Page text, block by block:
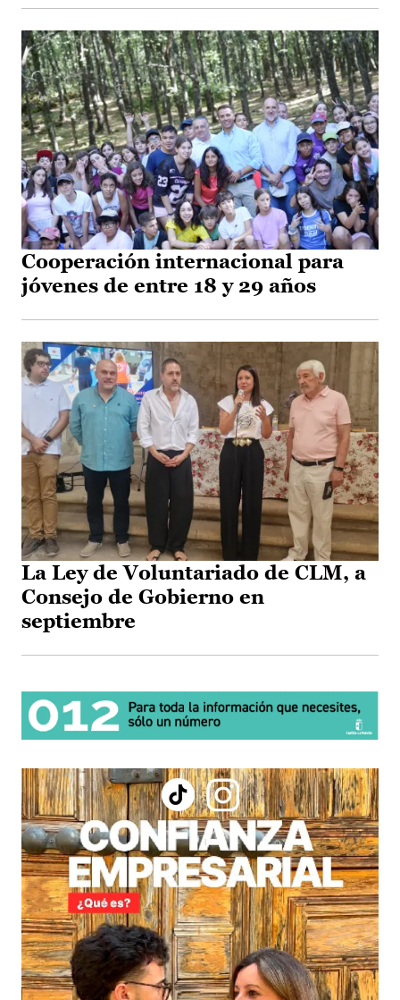
Cooperación internacional para
jóvenes de entre 18 y 29 años
La Ley de Voluntariado de CLM, a
Consejo de Gobierno en
septiembre